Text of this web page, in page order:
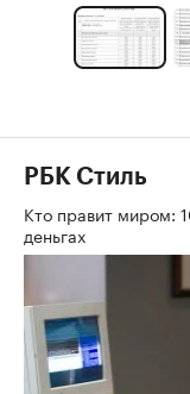
РБК Стиль
Кто правит миром:
деньгах